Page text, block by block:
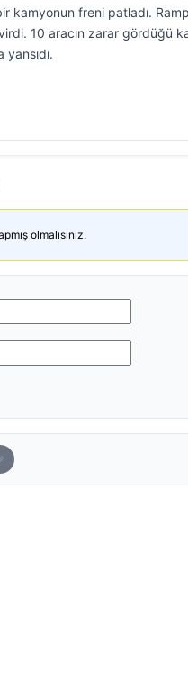
bir kamyonun freni patladı.
10 aracın zarar gördüğü
olmalısınız.